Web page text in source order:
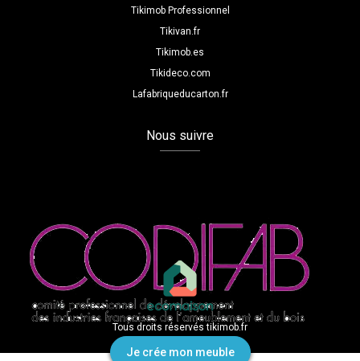
Je crée mon meuble
Tikimob Professionnel
Tikivan.fr
Tikimob.es
Tikideco.com
Lafabriqueducarton.fr
Nous suivre
Tous droits réservés tikimob.fr